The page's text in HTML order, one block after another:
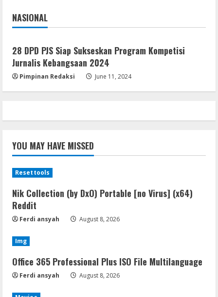
5
Cracked x86-x64 [no Virus]
August 8, 2026
NASIONAL
Jakarta
28 DPD PJS Siap Sukseskan Program Kompetisi
Jurnalis Kebangsaan 2024
Pimpinan Redaksi June 11, 2024
YOU MAY HAVE MISSED
Resettools
Nik Collection (by DxO) Portable [no Virus] (x64)
Reddit
Ferdi ansyah August 8, 2026
Img
Office 365 Professional Plus ISO File Multilanguage
Ferdi ansyah August 8, 2026